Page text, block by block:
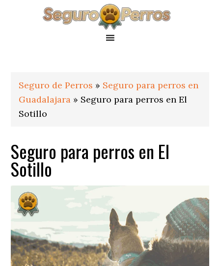
Seguro de Perros » Seguro para perros en
Guadalajara » Seguro para perros en El
Sotillo
Seguro para perros en El
Sotillo